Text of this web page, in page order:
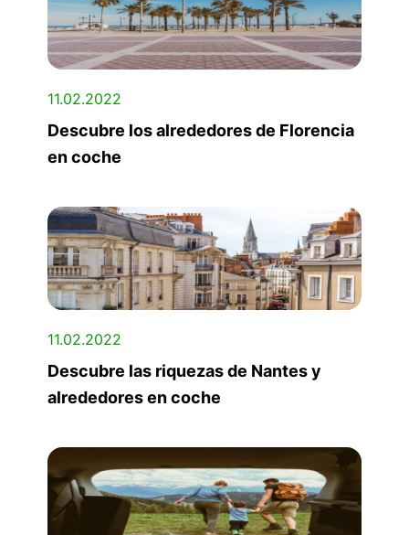
11.02.2022
Descubre los alrededores de Florencia
en coche
11.02.2022
Descubre las riquezas de Nantes y
alrededores en coche